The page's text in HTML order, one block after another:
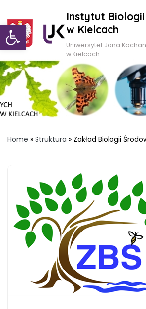
Otwórz pasek
Instytut Biologii
w Kielcach
Uniwersytet Jana
w Kielcach
Home » Struktura » Zakład Biologii